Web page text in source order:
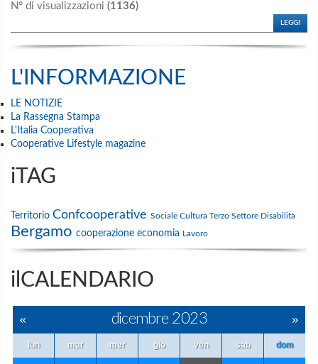
N° di visualizzazioni (1136)
LEGGI
L'INFORMAZIONE
LE NOTIZIE
La Rassegna Stampa
L'Italia Cooperativa
Cooperative Lifestyle magazine
iTAG
Territorio Confcooperative Sociale Cultura Terzo Settore Disabilità
Bergamo cooperazione economia Lavoro
ilCALENDARIO
« dicembre 2023 »
lun mar mer gio ven sab dom